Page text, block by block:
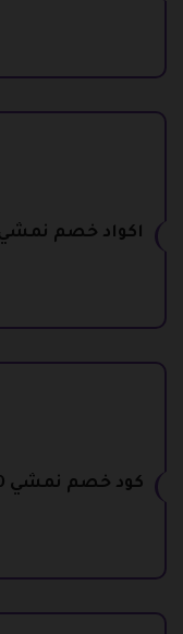
اكواد خصم
كود خصم نمشي 50 يمنحك خصومات تبدأ من 35%